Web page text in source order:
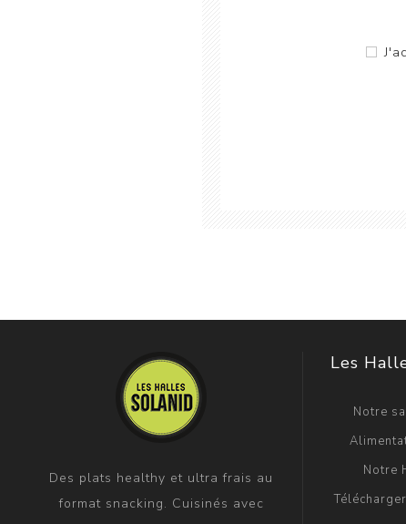
Des plats healthy et ultra frais au
format snacking. Cuisinés avec
Les
Notre
Notre